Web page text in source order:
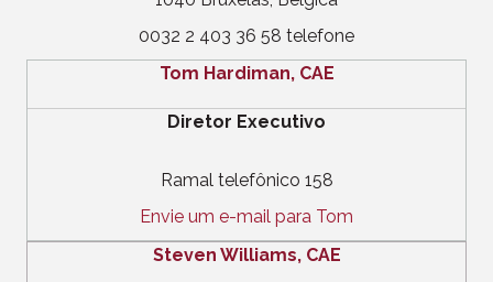
0032 2 403 36 58 telefone
Tom Hardiman, CAE
Diretor Executivo
Ramal telefônico 158
Envie um e-mail para Tom
Steven Williams, CAE